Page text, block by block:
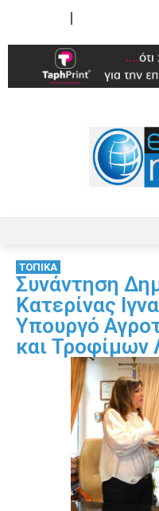
ΤΟΠΙΚΑ
Συνάντηση
Κατερίνας
Υπουργό
και Τροφίμων